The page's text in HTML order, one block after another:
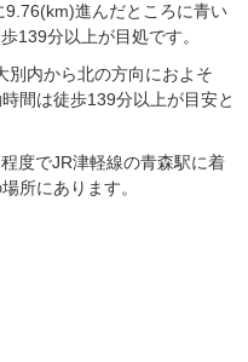
進んだところに青い
139分以上が目処です。
別内から北の方向におよそ
間は徒歩139分以上が目安と
度でJR津軽線の青森駅に着
所にあります。